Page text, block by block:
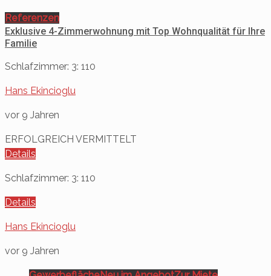
Referenzen
Exklusive 4-Zimmerwohnung mit Top Wohnqualität für Ihre
Familie
Schlafzimmer: 3: 110
Hans Ekincioglu
vor 9 Jahren
ERFOLGREICH VERMITTELT
Details
Schlafzimmer: 3: 110
Details
Hans Ekincioglu
vor 9 Jahren